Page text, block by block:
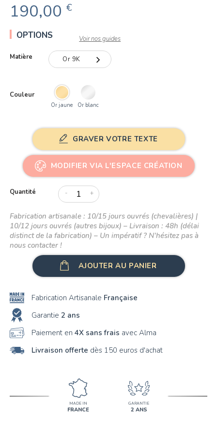
190,00 €
OPTIONS Voir nos guides
Matière Or 9K
Or 18K
Couleur
Or jaune Or blanc
GRAVER VOTRE TEXTE
MODIFIER VIA L'ESPACE CRÉATION
Quantité - +
Fabrication artisanale : 10/15 jours ouvrés (chevalières) |
10/12 jours ouvrés (autres bijoux) – Livraison : 48h (délai
distinct de la fabrication) – Un impératif ? N’hésitez pas à
nous contacter !
AJOUTER AU PANIER
Fabrication Artisanale Française
Garantie 2 ans
Paiement en 4X sans frais avec Alma
Livraison offerte dès 150 euros d'achat
MADE IN
FRANCE
GARANTIE
2 ANS